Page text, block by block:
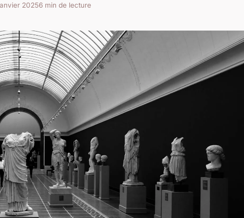
20256 min de lecture